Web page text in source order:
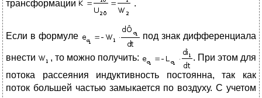
трансформации
.
Если в формуле под знак дифференциала
внести , то можно получить:
. При этом для
потока рассеяния индуктивность постоянна, так как
поток большей частью замыкается по воздуху. С учетом